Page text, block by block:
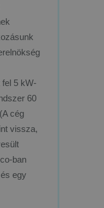
5 kW-
60
cég
vissza,
ban
egy